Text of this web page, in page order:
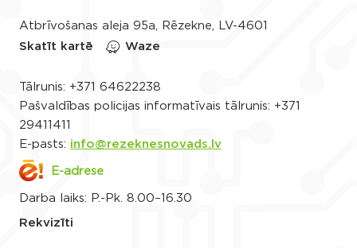
Atbrīvošanas aleja 95a, Rēzekne, LV-4601
Skatīt kartē
Waze
Tālrunis: +371 64622238
Pašvaldības policijas informatīvais tālrunis: +371
29411411
E-pasts: info@rezeknesnovads.lv
E-adrese
Darba laiks: P.-Pk. 8.00–16.30
Rekvizīti